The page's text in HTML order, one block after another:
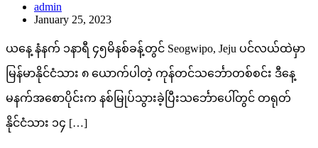
admin
January 25, 2023
ယနေ့ နံနက် ၁နာရီ ၄၅မိနစ်ခန့်တွင် Seogwipo, Jeju ပင်လယ်ထဲမှာ
မြန်မာနိုင်ငံသား ၈ ယောက်ပါတဲ့ ကုန်တင်သင်္ဘောတစ်စင်း ဒီနေ့
မနက်အစောပိုင်းက နစ်မြုပ်သွားခဲ့ပြီးသင်္ဘောပေါ်တွင် တရုတ်
နိုင်ငံသား ၁၄ […]